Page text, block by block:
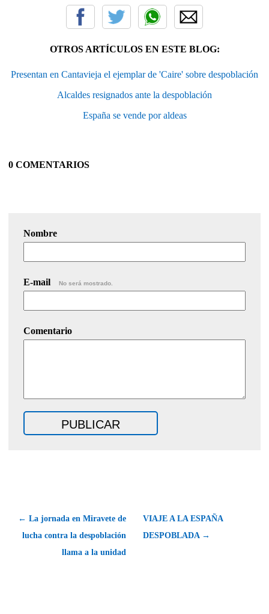
OTROS ARTÍCULOS EN ESTE BLOG:
Presentan en Cantavieja el ejemplar de 'Caire' sobre despoblación
Alcaldes resignados ante la despoblación
España se vende por aldeas
0 COMENTARIOS
Nombre
E-mail No será mostrado.
Comentario
← La jornada en Miravete de
lucha contra la despoblación
llama a la unidad
VIAJE A LA ESPAÑA
DESPOBLADA →